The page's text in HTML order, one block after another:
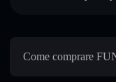
Come comprare